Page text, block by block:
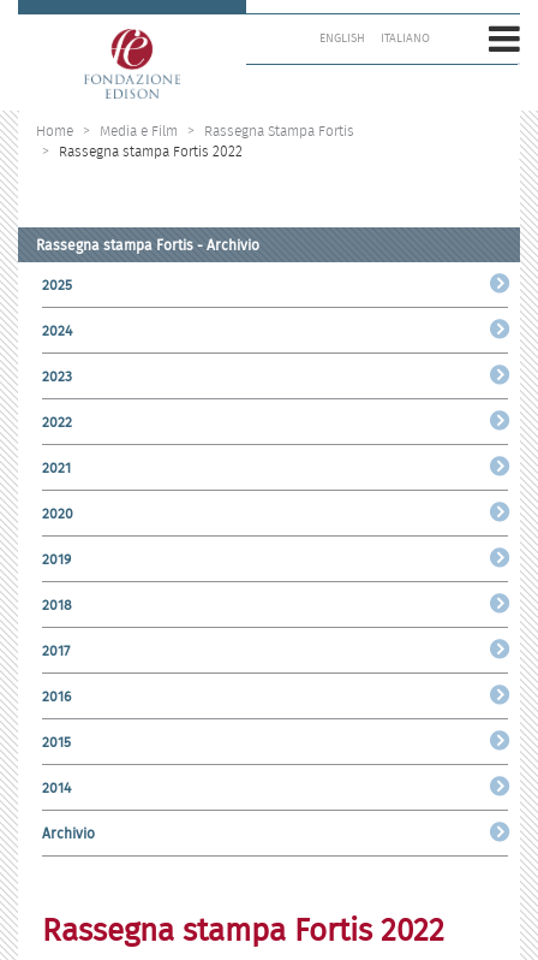
alla
navigazione
ENGLISH ITALIANO
Home Media e Film
Rassegna Stampa Fortis
Rassegna stampa Fortis 2022
Rassegna stampa Fortis - Archivio
2025
2024
2023
2022
2021
2020
2019
2018
2017
2016
2015
2014
Archivio
Rassegna stampa Fortis 2022